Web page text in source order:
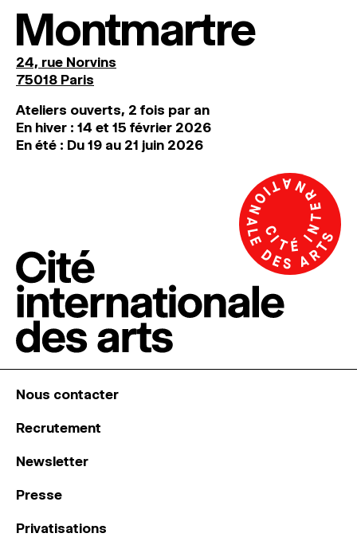
Montmartre
24, rue Norvins
75018 Paris
Ateliers ouverts, 2 fois par an
En hiver : 14 et 15 février 2026
En été : Du 19 au 21 juin 2026
Nous contacter
Recrutement
Newsletter
Presse
Privatisations